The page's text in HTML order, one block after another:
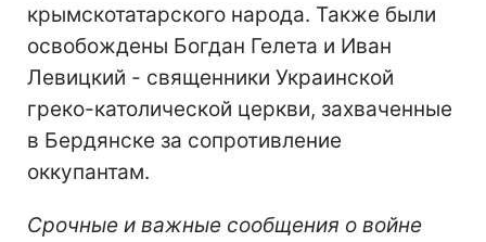
крымскотатарского народа. Также были
освобождены Богдан Гелета и Иван
Левицкий - священники Украинской
греко-католической церкви, захваченные
в Бердянске за сопротивление
оккупантам.
Срочные и важные сообщения о войне